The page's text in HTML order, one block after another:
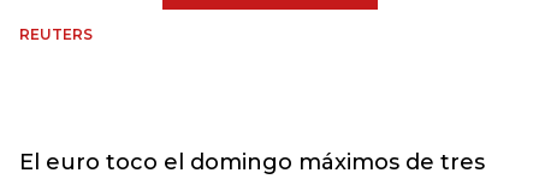
REUTERS
El euro toco el domingo máximos de tres